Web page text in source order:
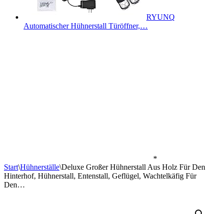
RYUNQ
Automatischer Hühnerstall Türöffner,…
*
Start\Hühnerställe\Deluxe Großer Hühnerstall Aus Holz Für Den
Hinterhof, Hühnerstall, Entenstall, Geflügel, Wachtelkäfig Für
Den…